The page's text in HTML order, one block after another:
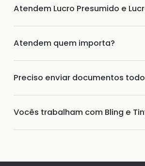
Atendem Lucro Presumido e
Atendem quem importa?
Preciso enviar documentos
Vocês trabalham com Bling e